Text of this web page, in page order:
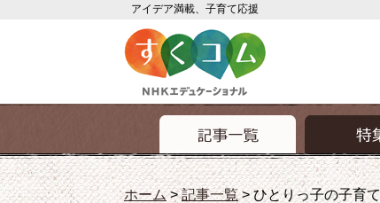
アイデア満載、子育て応援
ホーム>記事一覧>ひとりっ子の子育て